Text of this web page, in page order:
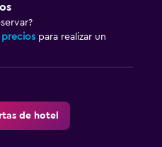
precios para realizar un
de hotel